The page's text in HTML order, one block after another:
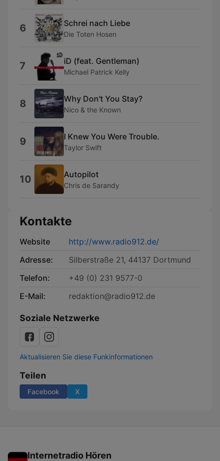
6 Schrei nach Liebe
Die Toten Hosen
7 iD (feat. Gentleman)
Michael Patrick Kelly
8 Why Don't You Stay?
Nico & the Known
9 I Knew You Were Trouble.
Taylor Swift
10 Autopilot
Chris de Sarandy
Kontakte
Website
http://www.radio912.de/
Adresse:
Silberstraße 21, 44137 Dortmund
Telefon:
+49 (0) 231 9577-0
E-Mail:
redaktion@radio912.de
Soziale Netzwerke
Aktualisieren Sie diese Funkinformationen
Teilen
Facebook X
Internetradio Hören